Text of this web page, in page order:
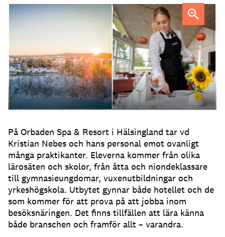
Orbaden Spa & Resort viil uppmuntra fler att ta emot
På Orbaden Spa & Resort i Hälsingland tar vd
Kristian Nebes och hans personal emot ovanligt
många praktikanter. Eleverna kommer från olika
lärosäten och skolor, från åtta och niondeklassare
till gymnasieungdomar, vuxenutbildningar och
yrkeshögskola. Utbytet gynnar både hotellet och de
som kommer för att prova på att jobba inom
besöksnäringen. Det finns tillfällen att lära känna
både branschen och framför allt – varandra.